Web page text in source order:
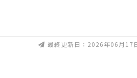
最終更新日：2026年06月17